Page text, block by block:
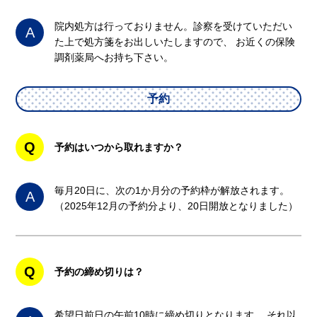
A
院内処方は行っておりません。診察を受けていただい
た上で処方箋をお出しいたしますので、 お近くの保険
調剤薬局へお持ち下さい。
予約
Q 予約はいつから取れますか？
A
毎月20日に、次の1か月分の予約枠が解放されます。
（2025年12月の予約分より、20日開放となりました）
Q 予約の締め切りは？